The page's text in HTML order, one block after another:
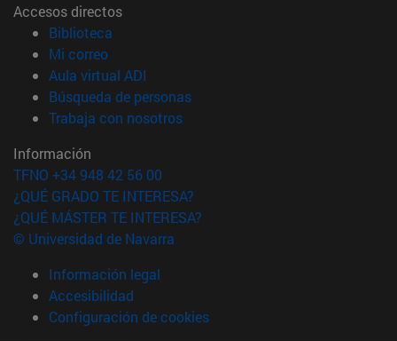
Accesos directos
Biblioteca
Mi correo(abre en nueva ventana)
Aula virtual ADI
Búsqueda de personas(abre en nueva ventana)
Trabaja con nosotros(abre en nueva ventana)
Información
TFNO +34 948 42 56 00
¿QUÉ GRADO TE INTERESA?
¿QUÉ MÁSTER TE INTERESA?
© Universidad de Navarra
Información legal
Accesibilidad
Configuración de cookies